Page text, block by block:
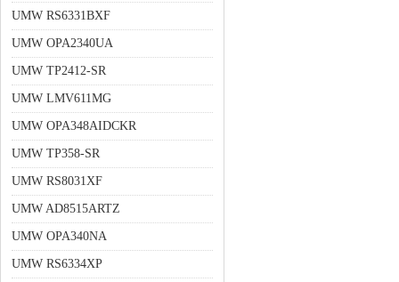
UMW RS6331BXF
UMW OPA2340UA
UMW TP2412-SR
UMW LMV611MG
UMW OPA348AIDCKR
UMW TP358-SR
UMW RS8031XF
UMW AD8515ARTZ
UMW OPA340NA
UMW RS6334XP